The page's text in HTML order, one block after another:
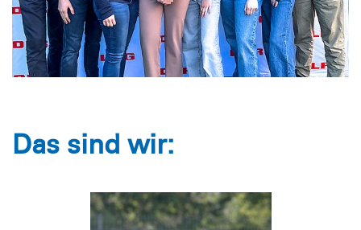
Das sind wir: